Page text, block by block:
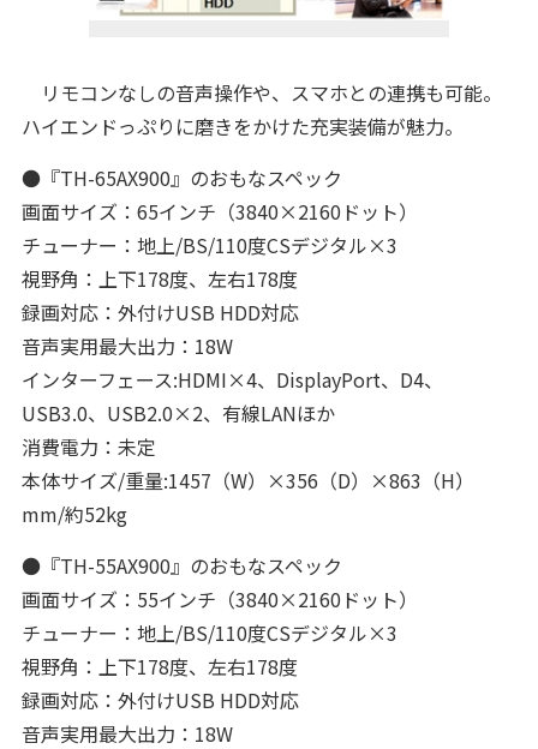
リモコンなしの音声操作や、スマホとの連携も可能。
ハイエンドっぷりに磨きをかけた充実装備が魅力。
●『TH-65AX900』のおもなスペック
画面サイズ：65インチ（3840×2160ドット）
チューナー：地上/BS/110度CSデジタル×3
視野角：上下178度、左右178度
録画対応：外付けUSB HDD対応
音声実用最大出力：18W
インターフェース:HDMI×4、DisplayPort、D4、
USB3.0、USB2.0×2、有線LANほか
消費電力：未定
本体サイズ/重量:1457（W）×356（D）×863（H）
mm/約52kg
●『TH-55AX900』のおもなスペック
画面サイズ：55インチ（3840×2160ドット）
チューナー：地上/BS/110度CSデジタル×3
視野角：上下178度、左右178度
録画対応：外付けUSB HDD対応
音声実用最大出力：18W